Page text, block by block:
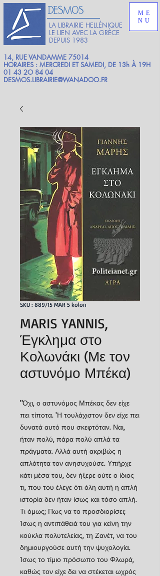
LA LIBRAIRIE HELLÉNIQUE
LE LIEN AVEC LA GRÈCE
DEPUIS 1983
ME
NU
14, RUE VANDAMME 75014
HORAIRES : MERCREDI ET SAMEDI, DE 13h À 19H
01 43 2O 84 04
DESMOS.LIBRAIRIE@WANADOO.FR
SKU : 889/15 MAR 5 kolon
MARIS YANNIS,
Έγκλημα στο
Κολωνάκι (Με τον
αστυνόμο Μπέκα)
"Όχι, ο αστυνόμος Μπέκας δεν είχε
πει τίποτα. 'Η τουλάχιστον δεν είχε πει
δυνατά αυτό που σκεφτόταν. Ναι,
ήταν πολύ, πάρα πολύ απλά τα
πράγματα. Αλλά αυτή ακριβώς η
απλότητα τον ανησυχούσε. Υπήρχε
κάτι μέσα του, δεν ήξερε ούτε ο ίδιος
τι, που του έλεγε ότι όλη αυτή η απλή
ιστορία δεν ήταν ίσως και τόσο απλή.
Τι όμως; Πως να το προσδιορίσει;
Ίσως η αντιπάθειά του για κείνη την
κούκλα πολυτελείας, τη Ζανέτ, να του
δημιουργούσε αυτή την ψυχολογία.
Ίσως το τίμιο πρόσωπο του Φλωρά,
καθώς τον είχε δει να στέκεται ωχρός